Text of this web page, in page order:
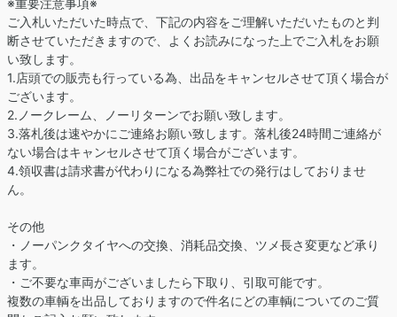
※重要注意事項※
ご入札いただいた時点で、下記の内容をご理解いただいたものと判
断させていただきますので、よくお読みになった上でご入札をお願
い致します。
1.店頭での販売も行っている為、出品をキャンセルさせて頂く場合が
ございます。
2.ノークレーム、ノーリターンでお願い致します。
3.落札後は速やかにご連絡お願い致します。落札後24時間ご連絡が
ない場合はキャンセルさせて頂く場合がございます。
4.領収書は請求書が代わりになる為弊社での発行はしておりませ
ん。
その他
・ノーパンクタイヤへの交換、消耗品交換、ツメ長さ変更など承り
ます。
・ご不要な車両がございましたら下取り、引取可能です。
複数の車輌を出品しておりますので件名にどの車輌についてのご質